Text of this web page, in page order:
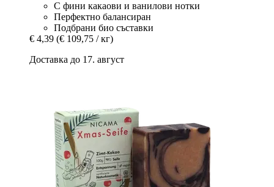
С фини какаови и ванилови нотки
Перфектно балансиран
Подбрани био съставки
€ 4,39 (€ 109,75 / кг)
Доставка до 17. август